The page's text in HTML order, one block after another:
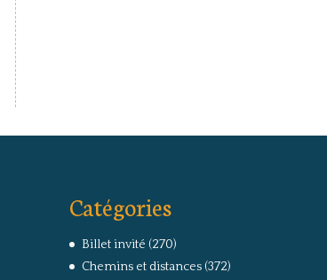
Catégories
Billet invité (270)
Chemins et distances(372)